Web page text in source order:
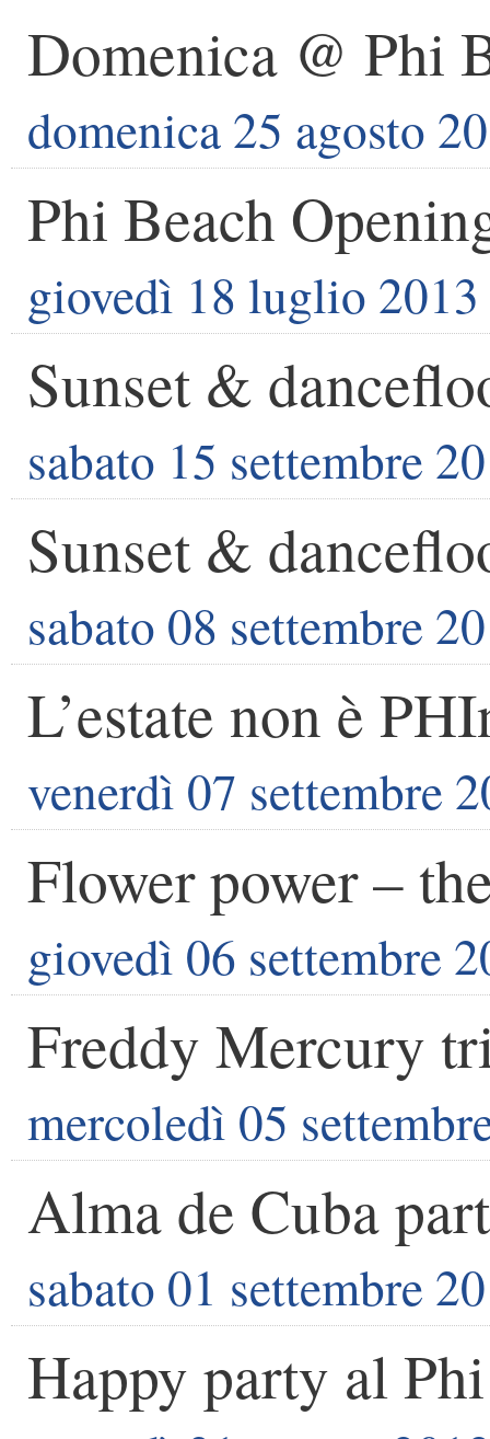
Domenica @ Phi
domenica 25 agosto
Phi Beach
giovedì 18 luglio 2013
Sunset &
sabato 15 settembre
Sunset &
sabato 08 settembre
L’estate non è
venerdì 07 settembre
Flower power –
giovedì 06 settembre
Freddy Mercury
mercoledì 05
Alma de Cuba
sabato 01 settembre
Happy party al